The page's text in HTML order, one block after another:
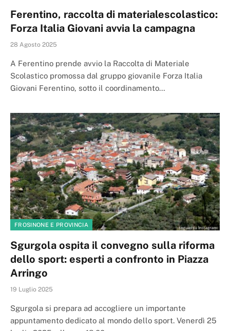
Ferentino, raccolta di materialescolastico:
Forza Italia Giovani avvia la campagna
28 Agosto 2025
A Ferentino prende avvio la Raccolta di Materiale
Scolastico promossa dal gruppo giovanile Forza Italia
Giovani Ferentino, sotto il coordinamento…
FROSINONE E PROVINCIA
Sgurgola ospita il convegno sulla riforma
dello sport: esperti a confronto in Piazza
Arringo
19 Luglio 2025
Sgurgola si prepara ad accogliere un importante
appuntamento dedicato al mondo dello sport. Venerdì 25